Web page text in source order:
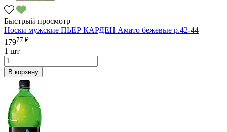
Быстрый просмотр
Носки мужские ПЬЕР КАРДЕН Амато бежевые р.42-44
17977 ₽
1 шт
В корзину